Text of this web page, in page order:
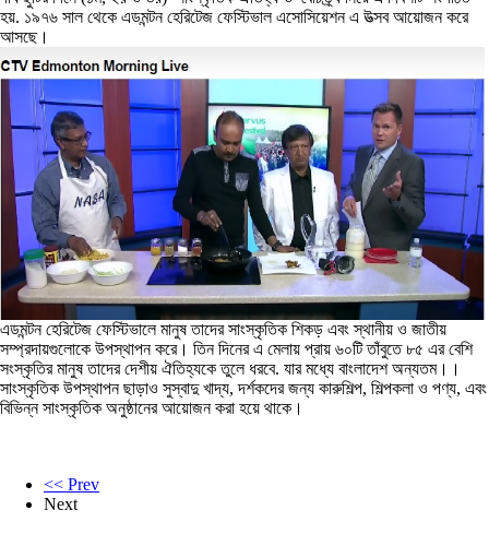
হয়. ১৯৭৬ সাল থেকে এডমন্টন হেরিটেজ ফেস্টিভাল এসোসিয়েশন এ উত্সব আয়োজন করে
আসছে।
এডমন্টন হেরিটেজ ফেস্টিভালে মানুষ তাদের সাংস্কৃতিক শিকড় এবং স্থানীয় ও জাতীয়
সম্প্রদায়গুলোকে উপস্থাপন করে। তিন দিনের এ মেলায় প্রায় ৬০টি তাঁবুতে ৮৫ এর বেশি
সংস্কৃতির মানুষ তাদের দেশীয় ঐতিহ্যকে তুলে ধরবে. যার মধ্যে বাংলাদেশ অন্যতম।।
সাংস্কৃতিক উপস্থাপন ছাড়াও সুস্বাদু খাদ্য, দর্শকদের জন্য কারুশিল্প, শিল্পকলা ও পণ্য, এবং
বিভিন্ন সাংস্কৃতিক অনুষ্ঠানের আয়োজন করা হয়ে থাকে।
<< Prev
Next